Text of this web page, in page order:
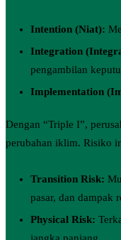
Intention (Niat):
Integration
pengambilan
Implementation
Dengan “Triple I”,
perubahan iklim. Risiko
Transition Risk:
pasar, dan dampak
Physical Risk: